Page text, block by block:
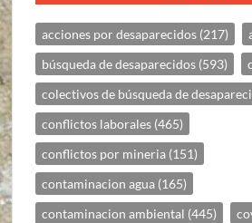
acciones por desaparecidos (217)
búsqueda de desaparecidos (593)
colectivos de búsqueda de
conflictos laborales (465)
conflictos por mineria (151)
contaminacion agua (165)
contaminacion ambiental (445)